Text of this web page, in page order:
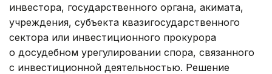
инвестора, государственного органа, акимата,
учреждения, субъекта квазигосударственного
сектора или инвестиционного прокурора
о досудебном урегулировании спора, связанного
с инвестиционной деятельностью. Решение